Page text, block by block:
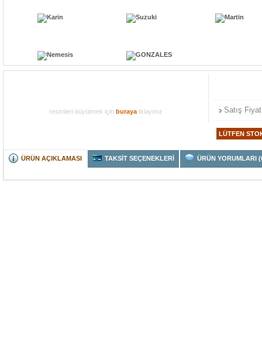
resimleri büyütmek için buraya tklayınız Satış
ÜRÜN AÇIKLAMASI TAKSİT SEÇENEKLERİ ÜRÜN YORUMLARI